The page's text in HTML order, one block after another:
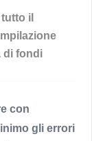
il
di fondi
con
gli errori